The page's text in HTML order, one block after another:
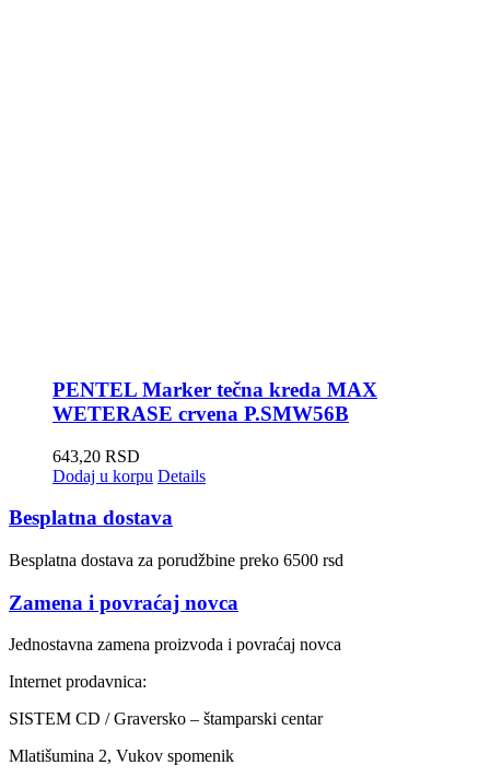
PENTEL Marker tečna kreda MAX
WETERASE crvena P.SMW56B
643,20 RSD
Dodaj u korpu Details
Besplatna dostava
Besplatna dostava za porudžbine preko 6500 rsd
Zamena i povraćaj novca
Jednostavna zamena proizvoda i povraćaj novca
Internet prodavnica:
SISTEM CD / Graversko – štamparski centar
Mlatišumina 2, Vukov spomenik